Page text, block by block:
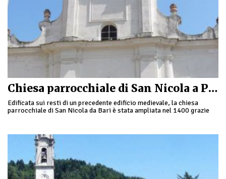
Chiesa parrocchiale di San Nicola a Perinaldo
Edificata sui resti di un precedente edificio medievale, la chiesa
parrocchiale di San Nicola da Bari è stata ampliata nel 1400 grazie